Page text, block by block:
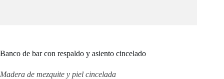
Banco de bar con respaldo y asiento cincelado
Madera de mezquite y piel cincelada